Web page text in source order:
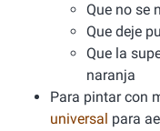
Que no se
Que deje
Que la
naranja
Para pintar con
universal para